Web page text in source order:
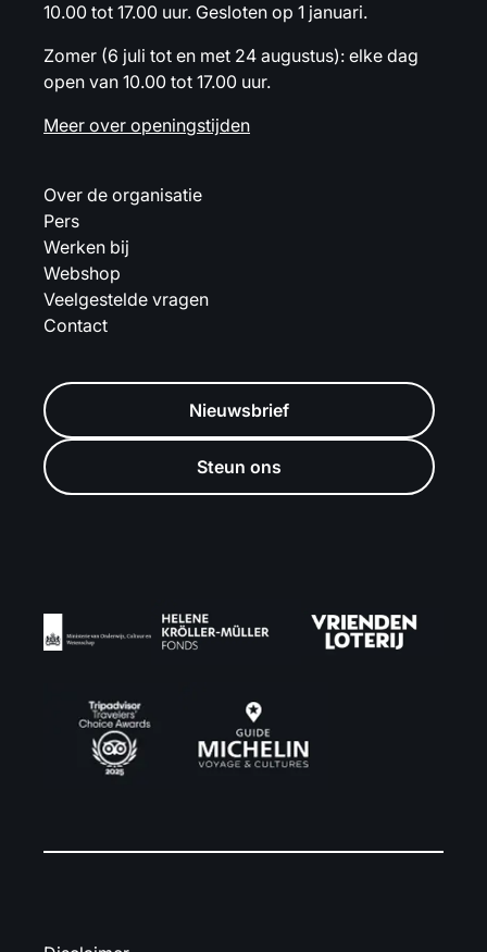
10.00 tot 17.00 uur. Gesloten op 1 januari.
Zomer (6 juli tot en met 24 augustus): elke dag
open van 10.00 tot 17.00 uur.
Meer over openingstijden
Over de organisatie
Pers
Werken bij
Webshop
Veelgestelde vragen
Contact
Nieuwsbrief
Steun ons